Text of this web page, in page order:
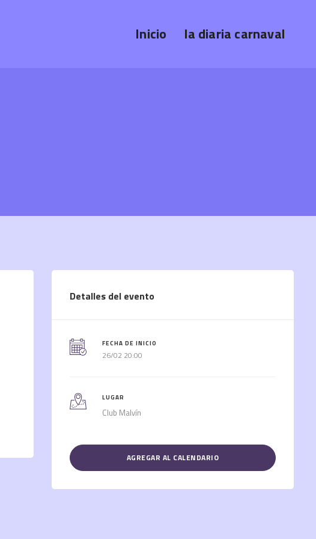
Inicio la diaria carnaval
Detalles del evento
FECHA DE INICIO
26/02 20:00
LUGAR
Club Malvín
AGREGAR AL CALENDARIO